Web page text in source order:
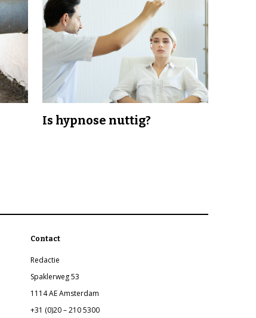
Is hypnose nuttig?
Contact
Redactie
Spaklerweg 53
1114 AE Amsterdam
+31 (0)20 – 210 5300